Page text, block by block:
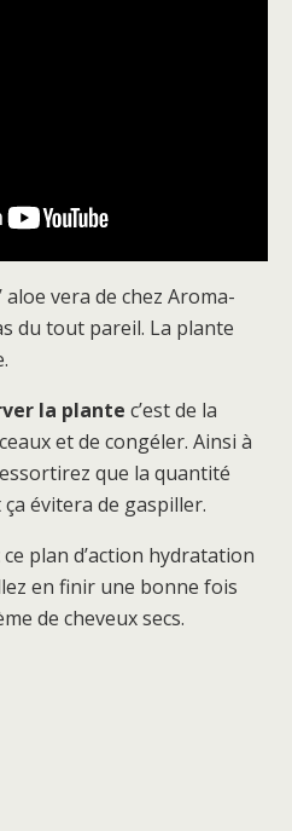
aloe vera de chez Aroma-
du tout pareil. La plante
la plante c’est de la
et de congéler. Ainsi à
que la quantité
évitera de gaspiller.
plan d’action hydratation
en finir une bonne fois
de cheveux secs.